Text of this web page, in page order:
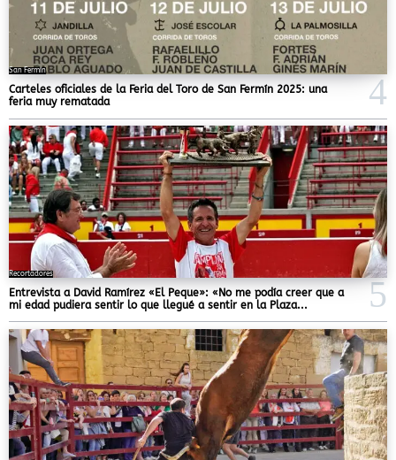
San Fermín
Carteles oficiales de la Feria del Toro de San Fermín 2025: una
feria muy rematada
Recortadores
Entrevista a David Ramírez «El Peque»: «No me podía creer que a
mi edad pudiera sentir lo que llegué a sentir en la Plaza...